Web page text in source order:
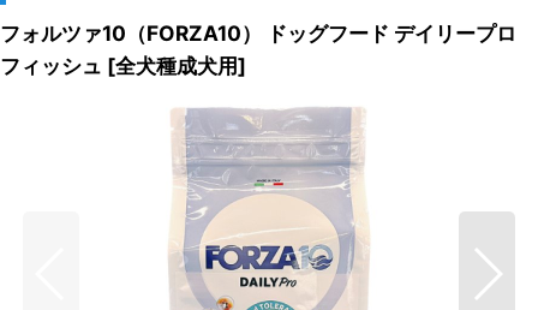
フォルツァ10（FORZA10） ドッグフード デイリープロ
フィッシュ [全犬種成犬用]